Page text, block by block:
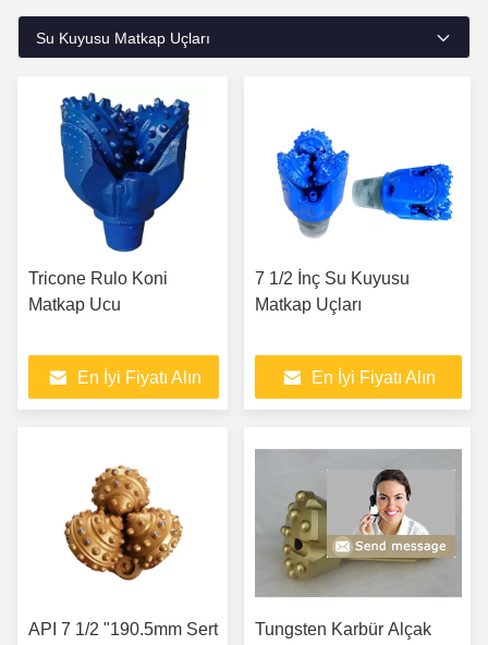
Su Kuyusu Matkap Uçları
Tricone Rulo Koni
Matkap Ucu
En İyi Fiyatı Alın
7 1/2 İnç Su Kuyusu
Matkap Uçları
En İyi Fiyatı Alın
API 7 1/2 "190.5mm Sert
Tungsten Karbür Alçak